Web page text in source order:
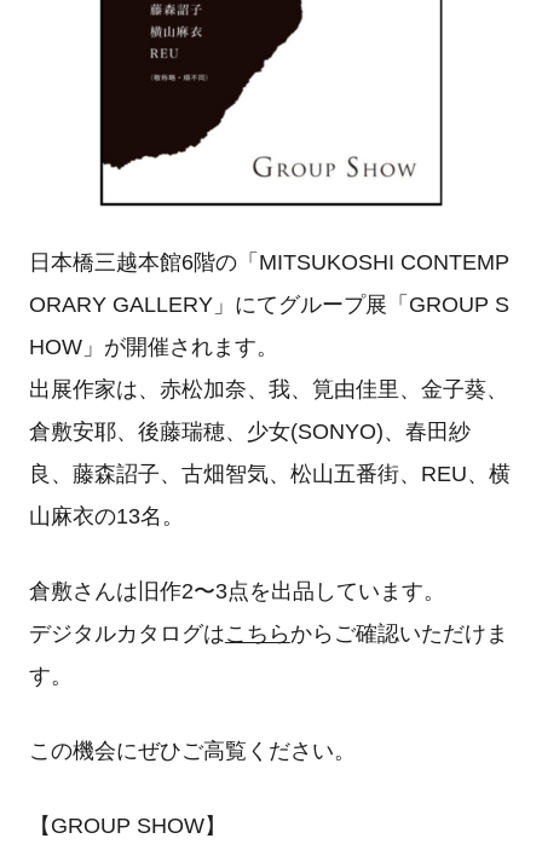
日本橋三越本館6階の「MITSUKOSHI CONTEMP
ORARY GALLERY」にてグループ展「GROUP S
HOW」が開催されます。
出展作家は、赤松加奈、我、筧由佳里、金子葵、
倉敷安耶、後藤瑞穂、少女(SONYO)、春田紗
良、藤森詔子、古畑智気、松山五番街、REU、横
山麻衣の13名。
倉敷さんは旧作2〜3点を出品しています。
デジタルカタログはこちらからご確認いただけま
す。
この機会にぜひご高覧ください。
【GROUP SHOW】